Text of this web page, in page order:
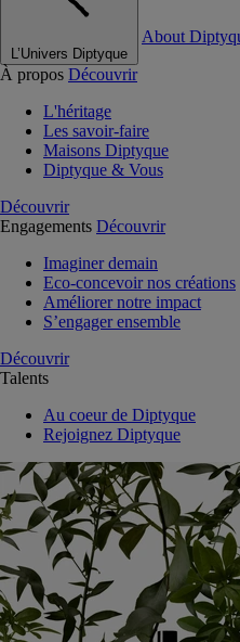
L’Univers Diptyque
About
À propos Découvrir
L'héritage
Les savoir-faire
Maisons Diptyque
Diptyque & Vous
Découvrir
Engagements Découvrir
Imaginer demain
Eco-concevoir nos créations
Améliorer notre impact
S’engager ensemble
Découvrir
Talents
Au coeur de Diptyque
Rejoignez Diptyque